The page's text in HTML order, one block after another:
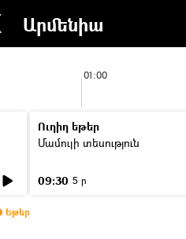
Արմենիա
01:00
Ուղիղ եթեր
Մամուլի տեսություն
09:30 5 ր
Եթեր